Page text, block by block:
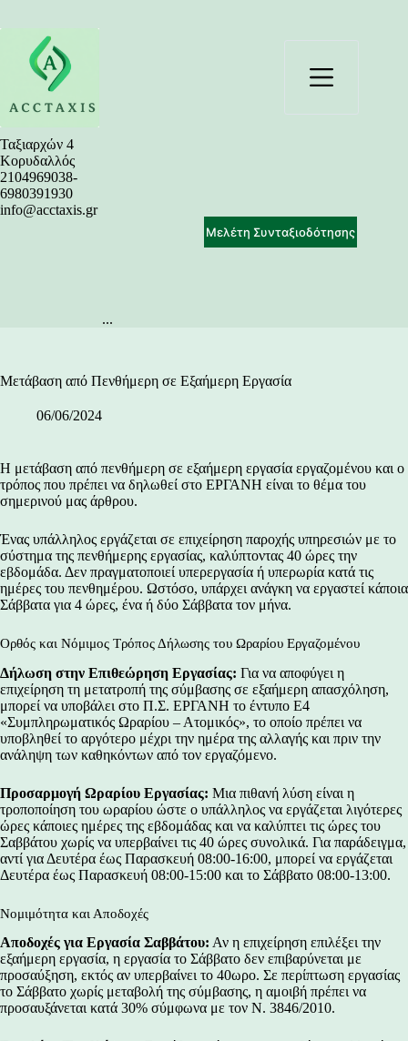
περιεχόμενο
Ταξιαρχών 4
Κορυδαλλός
2104969038-
6980391930
info@acctaxis.gr
...
Μελέτη Συνταξιοδότησης
Μετάβαση από Πενθήμερη σε Εξαήμερη Εργασία
06/06/2024
Η μετάβαση από πενθήμερη σε εξαήμερη εργασία εργαζομένου και ο
τρόπος που πρέπει να δηλωθεί στο ΕΡΓΑΝΗ είναι το θέμα του
σημερινού μας άρθρου.
Ένας υπάλληλος εργάζεται σε επιχείρηση παροχής υπηρεσιών με το
σύστημα της πενθήμερης εργασίας, καλύπτοντας 40 ώρες την
εβδομάδα. Δεν πραγματοποιεί υπερεργασία ή υπερωρία κατά τις
ημέρες του πενθημέρου. Ωστόσο, υπάρχει ανάγκη να εργαστεί κάποια
Σάββατα για 4 ώρες, ένα ή δύο Σάββατα τον μήνα.
Ορθός και Νόμιμος Τρόπος Δήλωσης του Ωραρίου Εργαζομένου
Δήλωση στην Επιθεώρηση Εργασίας: Για να αποφύγει η
επιχείρηση τη μετατροπή της σύμβασης σε εξαήμερη απασχόληση,
μπορεί να υποβάλει στο Π.Σ. ΕΡΓΑΝΗ το έντυπο Ε4
«Συμπληρωματικός Ωραρίου – Ατομικός», το οποίο πρέπει να
υποβληθεί το αργότερο μέχρι την ημέρα της αλλαγής και πριν την
ανάληψη των καθηκόντων από τον εργαζόμενο.
Προσαρμογή Ωραρίου Εργασίας: Μια πιθανή λύση είναι η
τροποποίηση του ωραρίου ώστε ο υπάλληλος να εργάζεται λιγότερες
ώρες κάποιες ημέρες της εβδομάδας και να καλύπτει τις ώρες του
Σαββάτου χωρίς να υπερβαίνει τις 40 ώρες συνολικά. Για παράδειγμα,
αντί για Δευτέρα έως Παρασκευή 08:00-16:00, μπορεί να εργάζεται
Δευτέρα έως Παρασκευή 08:00-15:00 και το Σάββατο 08:00-13:00.
Νομιμότητα και Αποδοχές
Αποδοχές για Εργασία Σαββάτου: Αν η επιχείρηση επιλέξει την
εξαήμερη εργασία, η εργασία το Σάββατο δεν επιβαρύνεται με
προσαύξηση, εκτός αν υπερβαίνει το 40ωρο. Σε περίπτωση εργασίας
το Σάββατο χωρίς μεταβολή της σύμβασης, η αμοιβή πρέπει να
προσαυξάνεται κατά 30% σύμφωνα με τον Ν. 3846/2010.